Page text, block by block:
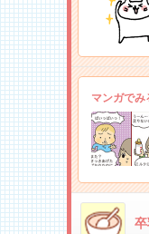
マンガでみ